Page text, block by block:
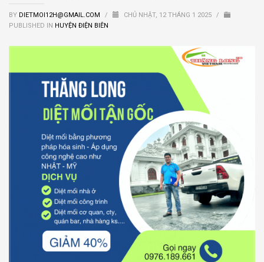
BY DIETMOI12H@GMAIL.COM / CHỦ NHẬT, 12 THÁNG 1 2025
/
PUBLISHED IN HUYỆN ĐIỆN BIÊN